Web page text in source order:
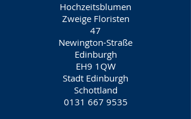
Hochzeitsblumen
Zweige Floristen
47
Newington-Straße
Edinburgh
EH9 1QW
Stadt Edinburgh
Schottland
0131 667 9535